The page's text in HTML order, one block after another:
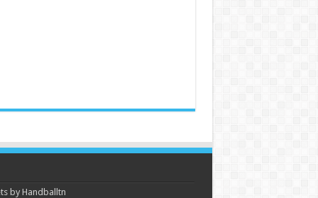
by Handballtn